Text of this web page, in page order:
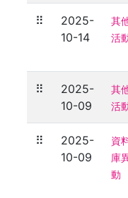
⠿
2025-
10-14
其
活
⠿
2025-
10-09
其
活
⠿
2025-
10-09
資
庫
動